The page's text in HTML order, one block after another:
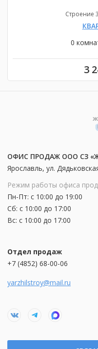
Строение
0
3
ОФИС ПРОДАЖ ООО СЗ
Ярославль, ул.
Режим работы офиса
Пн-Пт: с 10:00 до 19:00
Сб: с 10:00 до 17:00
Вс: с 10:00 до 17:00
Отдел продаж
+7 (4852) 68-00-06
yarzhilstroy@mail.ru